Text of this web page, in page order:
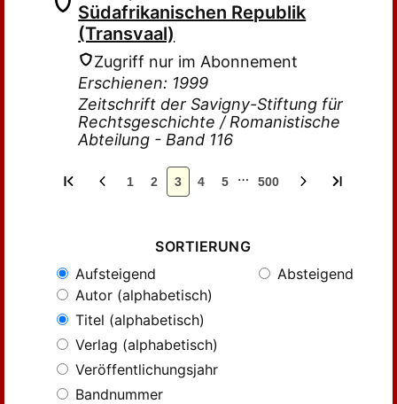
Südafrikanischen Republik
(Transvaal)
Zugriff nur im Abonnement
Erschienen: 1999
Zeitschrift der Savigny-Stiftung für
Rechtsgeschichte / Romanistische
Abteilung - Band 116
1 2 3 4 5 … 500
SORTIERUNG
Aufsteigend
Absteigend
Autor (alphabetisch)
Titel (alphabetisch)
Verlag (alphabetisch)
Veröffentlichungsjahr
Bandnummer